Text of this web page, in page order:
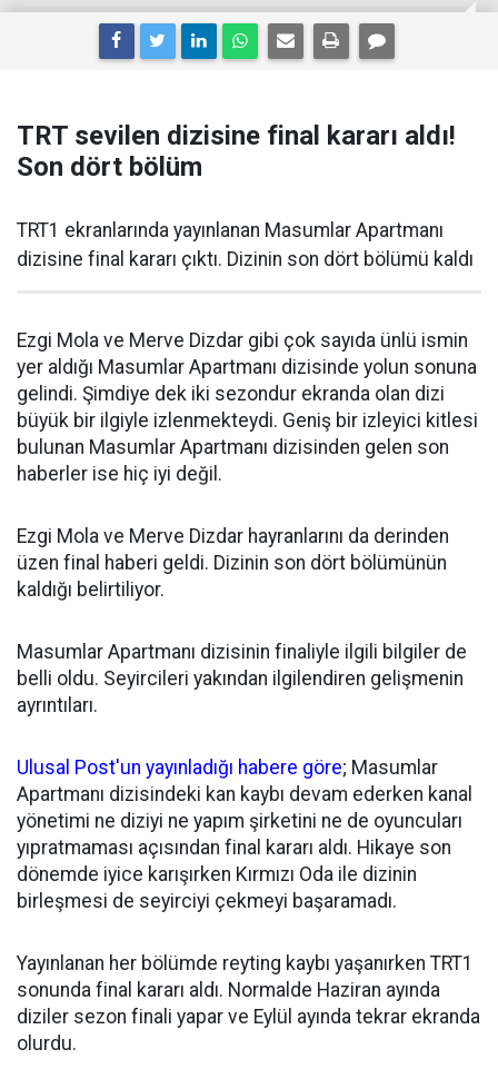
TRT sevilen dizisine final kararı aldı!
Son dört bölüm
TRT1 ekranlarında yayınlanan Masumlar Apartmanı
dizisine final kararı çıktı. Dizinin son dört bölümü kaldı
Ezgi Mola ve Merve Dizdar gibi çok sayıda ünlü ismin
yer aldığı Masumlar Apartmanı dizisinde yolun sonuna
gelindi. Şimdiye dek iki sezondur ekranda olan dizi
büyük bir ilgiyle izlenmekteydi. Geniş bir izleyici kitlesi
bulunan Masumlar Apartmanı dizisinden gelen son
haberler ise hiç iyi değil.
Ezgi Mola ve Merve Dizdar hayranlarını da derinden
üzen final haberi geldi. Dizinin son dört bölümünün
kaldığı belirtiliyor.
Masumlar Apartmanı dizisinin finaliyle ilgili bilgiler de
belli oldu. Seyircileri yakından ilgilendiren gelişmenin
ayrıntıları.
Ulusal Post'un yayınladığı habere göre; Masumlar
Apartmanı dizisindeki kan kaybı devam ederken kanal
yönetimi ne diziyi ne yapım şirketini ne de oyuncuları
yıpratmaması açısından final kararı aldı. Hikaye son
dönemde iyice karışırken Kırmızı Oda ile dizinin
birleşmesi de seyirciyi çekmeyi başaramadı.
Yayınlanan her bölümde reyting kaybı yaşanırken TRT1
sonunda final kararı aldı. Normalde Haziran ayında
diziler sezon finali yapar ve Eylül ayında tekrar ekranda
olurdu.